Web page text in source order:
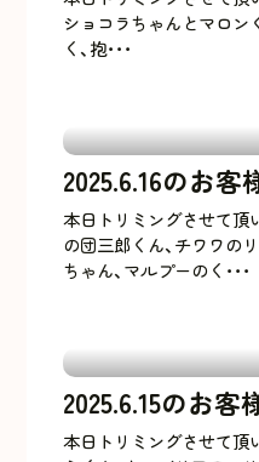
ショコラちゃんとマロ
く、抱･･･
2025.6.16のお客
本日トリミングさせて
の団三郎くん、チワワの
ちゃん、マルプーのく･･･
2025.6.15のお客
本日トリミングさせて頂